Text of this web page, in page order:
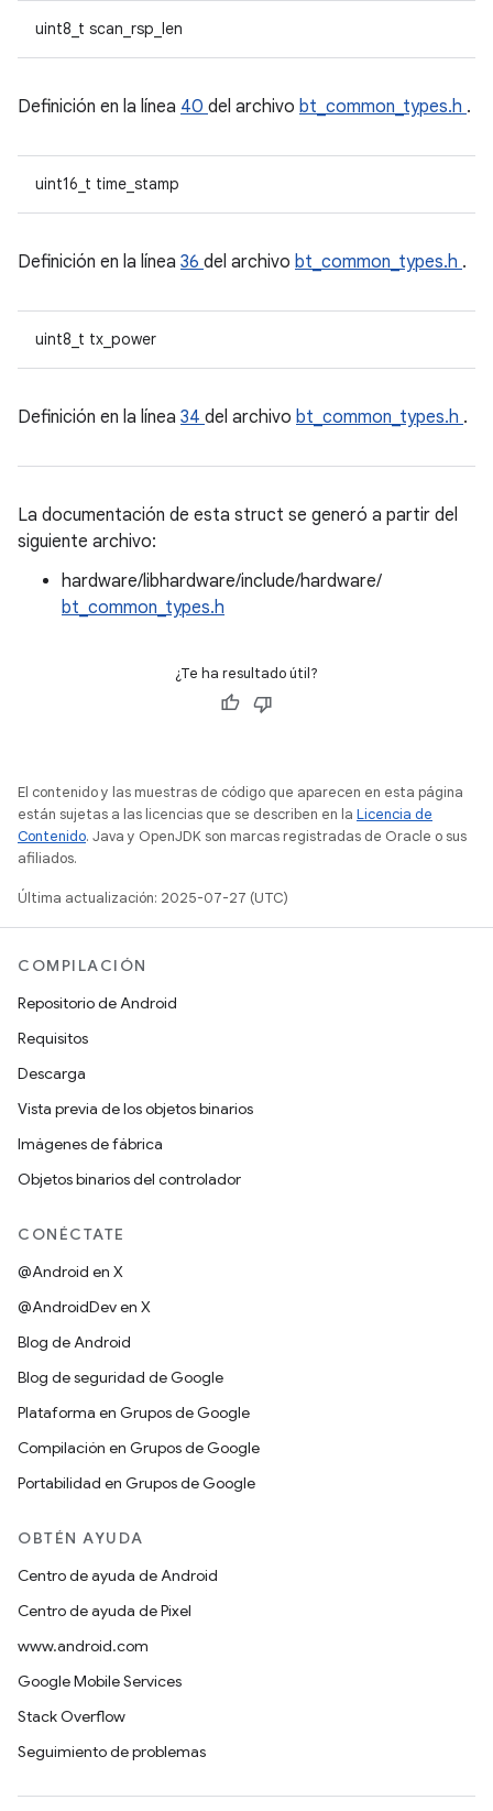
uint8_t scan_rsp_len
Definición en la línea 40 del archivo bt_common_types.h .
uint16_t time_stamp
Definición en la línea 36 del archivo bt_common_types.h .
uint8_t tx_power
Definición en la línea 34 del archivo bt_common_types.h .
La documentación de esta struct se generó a partir del
siguiente archivo:
hardware/libhardware/include/hardware/
bt_common_types.h
¿Te ha resultado útil?
El contenido y las muestras de código que aparecen en esta página
están sujetas a las licencias que se describen en la Licencia de
Contenido. Java y OpenJDK son marcas registradas de Oracle o sus
afiliados.
Última actualización: 2025-07-27 (UTC)
COMPILACIÓN
Repositorio de Android
Requisitos
Descarga
Vista previa de los objetos binarios
Imágenes de fábrica
Objetos binarios del controlador
CONÉCTATE
@Android en X
@AndroidDev en X
Blog de Android
Blog de seguridad de Google
Plataforma en Grupos de Google
Compilación en Grupos de Google
Portabilidad en Grupos de Google
OBTÉN AYUDA
Centro de ayuda de Android
Centro de ayuda de Pixel
www.android.com
Google Mobile Services
Stack Overflow
Seguimiento de problemas